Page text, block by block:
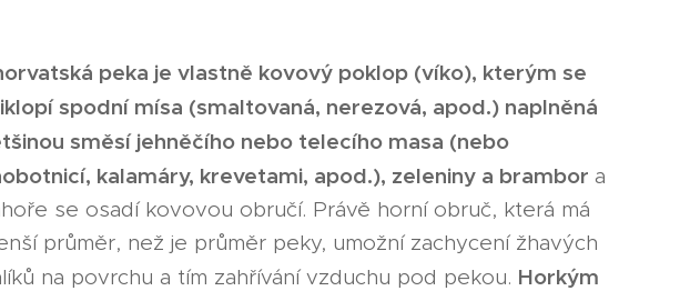
peka je vlastně kovový poklop (víko), kterým se
spodní mísa (smaltovaná, nerezová, apod.) naplněná
směsí jehněčího nebo telecího masa (nebo
kalamáry, krevetami, apod.), zeleniny a brambor a
se osadí kovovou obručí. Právě horní obruč, která má
průměr, než je průměr peky, umožní zachycení žhavých
na povrchu a tím zahřívání vzduchu pod pekou. Horkým